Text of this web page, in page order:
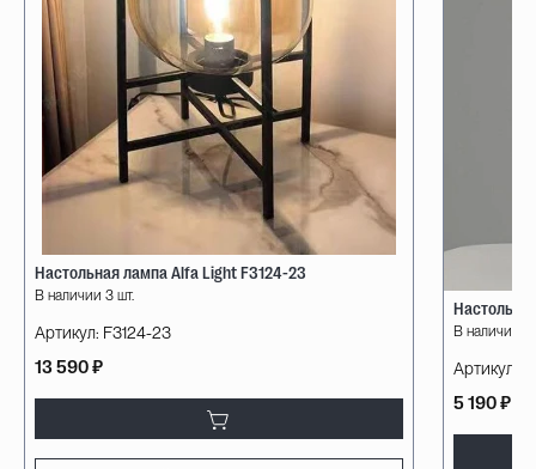
Настольная лампа Alfa Light F3124-23
В наличии 3 шт.
Артикул: F3124-23
13 590 ₽
В наличии
Артикул:
5 190 ₽